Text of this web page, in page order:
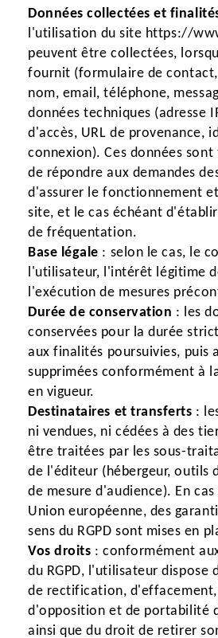
Données collectées et
l'utilisation du site https://
peuvent être collectées,
fournit (formulaire de
nom, email, téléphone,
données techniques (adresse
d'accès, URL de provenance,
connexion). Ces données
de répondre aux demandes
d'assurer le fonctionnement
site, et le cas échéant
de fréquentation.
Base légale : selon le cas, le
l'utilisateur, l'intérêt légitime
l'exécution de mesures
Durée de conservation : les
conservées pour la durée
aux finalités poursuivies, puis
supprimées conformément à
en vigueur.
Destinataires et transferts :
ni vendues, ni cédées à des
être traitées par les sous-
de l'éditeur (hébergeur, outils
de mesure d'audience). En
Union européenne, des
sens du RGPD sont mises en
Vos droits : conformément
du RGPD, l'utilisateur dispose
de rectification,
d'opposition et de portabilité
ainsi que du droit de retirer